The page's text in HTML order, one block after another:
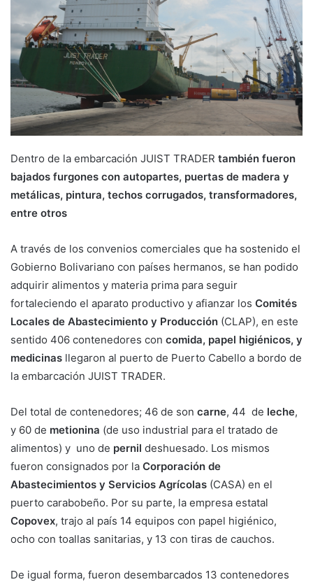
Dentro de la embarcación JUIST TRADER también fueron
bajados furgones con autopartes, puertas de madera y
metálicas, pintura, techos corrugados, transformadores,
entre otros
A través de los convenios comerciales que ha sostenido el
Gobierno Bolivariano con países hermanos, se han podido
adquirir alimentos y materia prima para seguir
fortaleciendo el aparato productivo y afianzar los Comités
Locales de Abastecimiento y Producción (CLAP), en este
sentido 406 contenedores con comida, papel higiénicos, y
medicinas llegaron al puerto de Puerto Cabello a bordo de
la embarcación JUIST TRADER.
Del total de contenedores; 46 de son carne, 44 de leche,
y 60 de metionina (de uso industrial para el tratado de
alimentos) y uno de pernil deshuesado. Los mismos
fueron consignados por la Corporación de
Abastecimientos y Servicios Agrícolas (CASA) en el
puerto carabobeño. Por su parte, la empresa estatal
Copovex, trajo al país 14 equipos con papel higiénico,
ocho con toallas sanitarias, y 13 con tiras de cauchos.
De igual forma, fueron desembarcados 13 contenedores